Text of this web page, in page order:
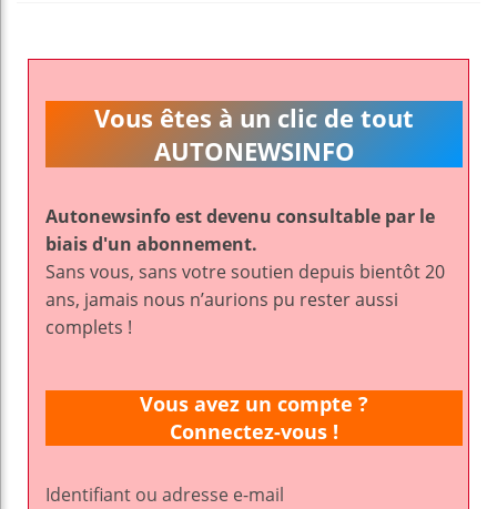
k pt
Vous êtes à un clic de tout
AUTONEWSINFO
Autonewsinfo est devenu consultable par le
biais d'un abonnement.
Sans vous, sans votre soutien depuis bientôt 20
ans, jamais nous n’aurions pu rester aussi
complets !
Vous avez un compte ?
Connectez-vous !
Identifiant ou adresse e-mail